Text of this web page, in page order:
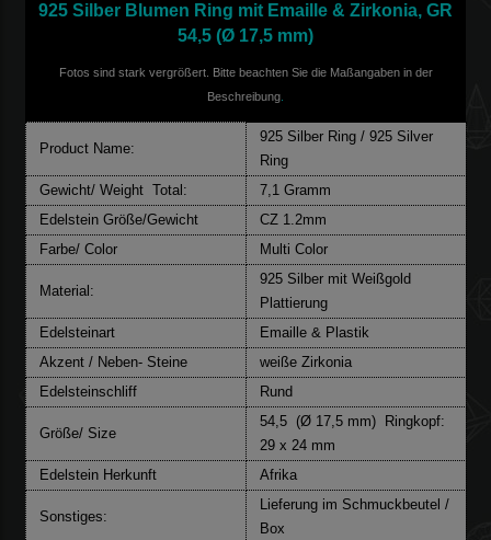
925 Silber Blumen Ring mit Emaille & Zirkonia, GR
54,5 (Ø 17,5 mm)
Fotos sind stark vergrößert. Bitte beachten Sie die Maßangaben in der
Beschreibung
Product Name:
925 Silber Ring / 925 Silver
Ring
Gewicht/ Weight Total:
7,1 Gramm
Edelstein Größe/Gewicht
CZ 1.2mm
Farbe/ Color
Multi Color
Material:
925 Silber mit Weißgold
Plattierung
Edelsteinart
Emaille & Plastik
Akzent / Neben- Steine
weiße Zirkonia
Edelsteinschliff
Rund
Größe/ Size
54,5 (Ø 17,5 mm) Ringkopf:
29 x 24 mm
Edelstein Herkunft
Afrika
Sonstiges:
Lieferung im Schmuckbeutel /
Box